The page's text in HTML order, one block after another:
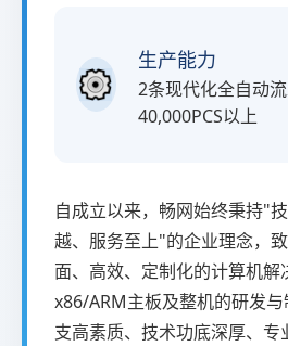
生产能力
2条现代化全自动
40,000PCS以上
自成立以来，畅网始终秉持"
越、服务至上"的企业理念，
面、高效、定制化的计算机解
x86/ARM主板及整机的研发
支高素质、技术功底深厚、专